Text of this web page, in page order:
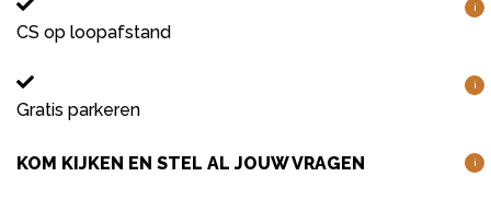
i
CS op loopafstand
i
Gratis parkeren
i
KOM KIJKEN EN STEL AL JOUW VRAGEN